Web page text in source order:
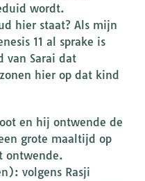
wordt.
hier staat? Als mijn
11 al sprake is
van Sarai dat
hier op dat kind
en hij ontwende de
grote maaltijd op
ontwende.
volgens Rasji